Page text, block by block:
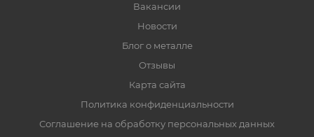
Вакансии
Новости
Блог о металле
Отзывы
Карта сайта
Политика конфиденциальности
Соглашение на обработку персональных данных